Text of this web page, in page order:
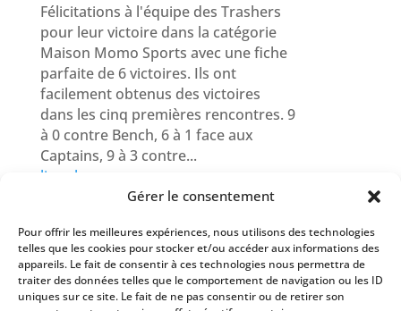
Gérer le consentement
Pour offrir les meilleures expériences, nous utilisons des technologies
telles que les cookies pour stocker et/ou accéder aux informations des
appareils. Le fait de consentir à ces technologies nous permettra de
traiter des données telles que le comportement de navigation ou les ID
uniques sur ce site. Le fait de ne pas consentir ou de retirer son
Félicitations à l'équipe des Trashers
pour leur victoire dans la catégorie
Maison Momo Sports avec une fiche
parfaite de 6 victoires. Ils ont
facilement obtenus des victoires
dans les cinq premières rencontres. 9
à 0 contre Bench, 6 à 1 face aux
Captains, 9 à 3 contre...
lire plus
« Entrées précédentes